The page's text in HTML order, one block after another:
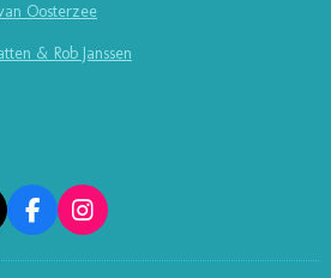
Oosterzee
& Rob Janssen
F
A
C
I
N
S